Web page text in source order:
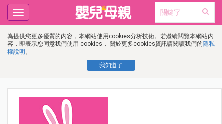
為提供您更多優質的內容，本網站使用cookies分析技術。若繼續閱覽本網站內
容，即表示您同意我們使用 cookies， 關於更多cookies資訊請閱讀我們的隱私
權說明 。
我知道了
Toggle
navigation